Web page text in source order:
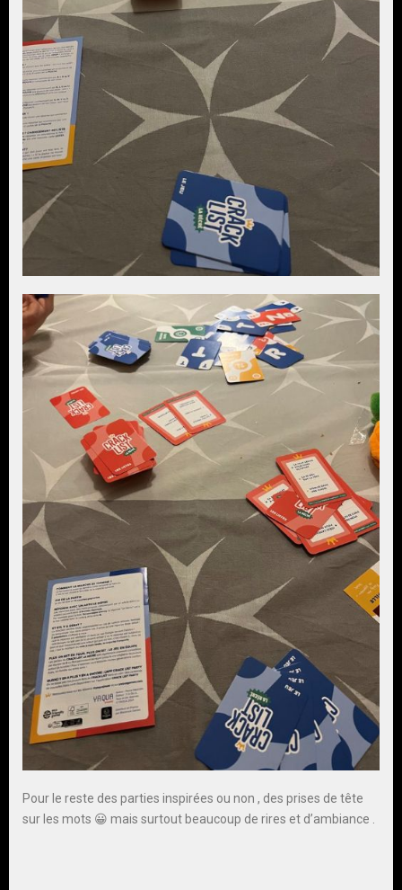
Pour le reste des parties inspirées ou non , des prises de tête
sur les mots 😀 mais surtout beaucoup de rires et d’ambiance .